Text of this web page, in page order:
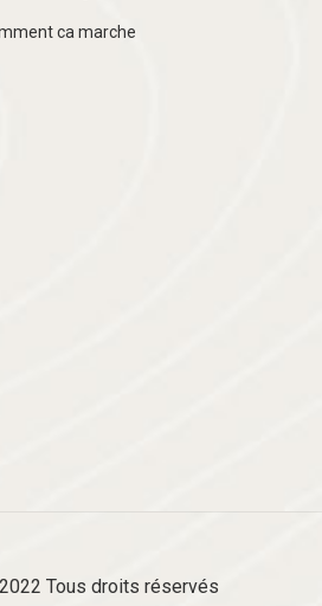
ca marche
Tous droits réservés